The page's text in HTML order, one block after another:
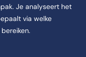
Je analyseert het
via welke